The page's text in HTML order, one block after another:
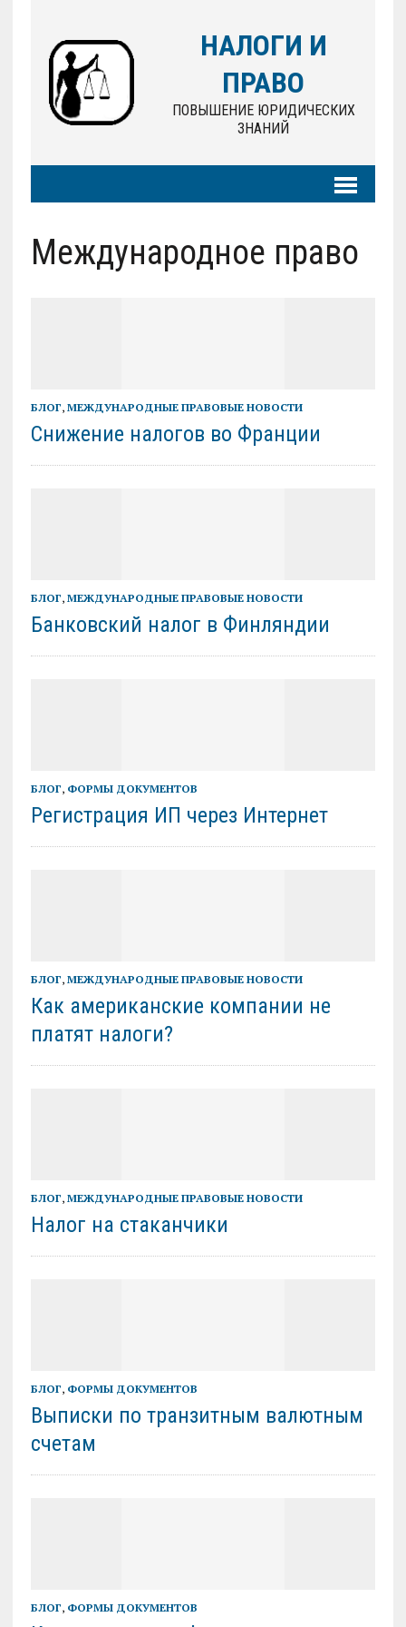
НАЛОГИ И
ПРАВО
ПОВЫШЕНИЕ ЮРИДИЧЕСКИХ
ЗНАНИЙ
Международное право
БЛОГ, МЕЖДУНАРОДНЫЕ ПРАВОВЫЕ НОВОСТИ
Снижение налогов во Франции
БЛОГ, МЕЖДУНАРОДНЫЕ ПРАВОВЫЕ НОВОСТИ
Банковский налог в Финляндии
БЛОГ, ФОРМЫ ДОКУМЕНТОВ
Регистрация ИП через Интернет
БЛОГ, МЕЖДУНАРОДНЫЕ ПРАВОВЫЕ НОВОСТИ
Как американские компании не
платят налоги?
БЛОГ, МЕЖДУНАРОДНЫЕ ПРАВОВЫЕ НОВОСТИ
Налог на стаканчики
БЛОГ, ФОРМЫ ДОКУМЕНТОВ
Выписки по транзитным валютным
счетам
БЛОГ, ФОРМЫ ДОКУМЕНТОВ